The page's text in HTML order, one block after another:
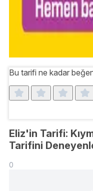
Bu tarifi ne kadar
Eliz'in Tarifi:
Tarifini
0